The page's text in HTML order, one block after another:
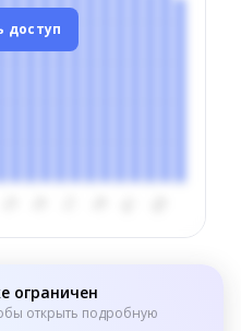
доступ
ограничен
открыть подробную